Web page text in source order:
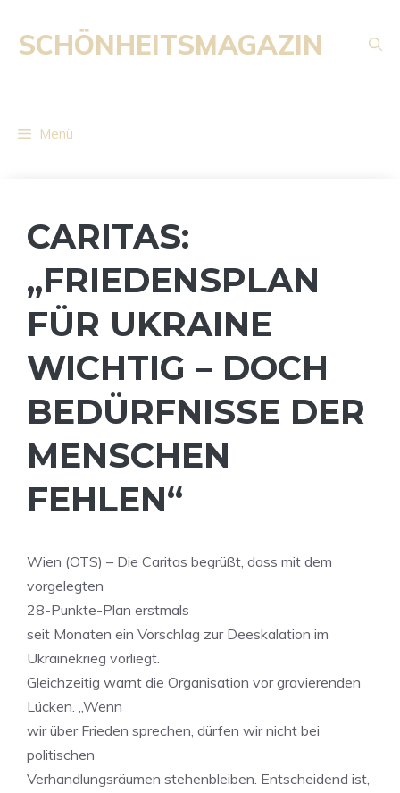
Inhalt
springen
SCHÖNHEITSMAGAZIN
Menü
CARITAS:
„FRIEDENSPLAN
FÜR UKRAINE
WICHTIG – DOCH
BEDÜRFNISSE DER
MENSCHEN
FEHLEN“
Wien (OTS) – Die Caritas begrüßt, dass mit dem
vorgelegten
28-Punkte-Plan erstmals
seit Monaten ein Vorschlag zur Deeskalation im
Ukrainekrieg vorliegt.
Gleichzeitig warnt die Organisation vor gravierenden
Lücken. „Wenn
wir über Frieden sprechen, dürfen wir nicht bei
politischen
Verhandlungsräumen stehenbleiben. Entscheidend ist,